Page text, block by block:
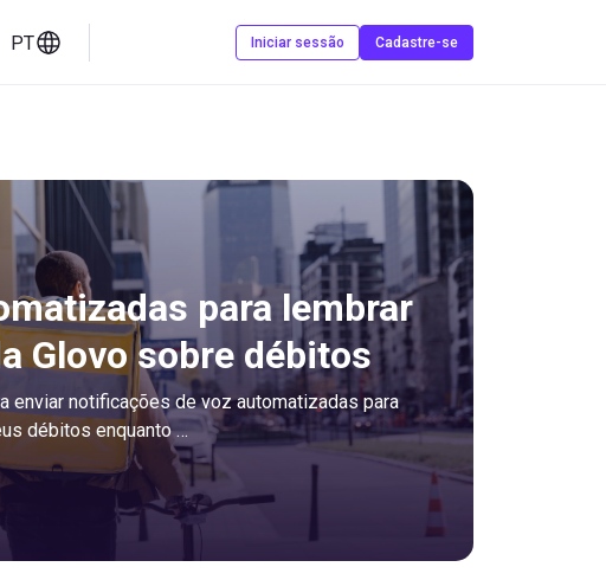
PT Iniciar sessão Cadastre-se
para lembrar
Glovo sobre débitos
enviar notificações de voz automatizadas para
débitos enquanto …